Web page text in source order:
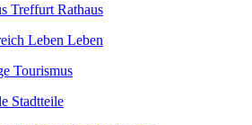
Rathaus
Leben
Tourismus
Stadtteile